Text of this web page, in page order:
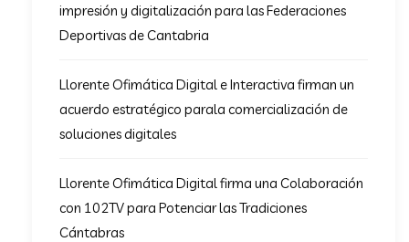
impresión y digitalización para las Federaciones
Deportivas de Cantabria
Llorente Ofimática Digital e Interactiva firman un
acuerdo estratégico parala comercialización de
soluciones digitales
Llorente Ofimática Digital firma una Colaboración
con 102TV para Potenciar las Tradiciones
Cántabras